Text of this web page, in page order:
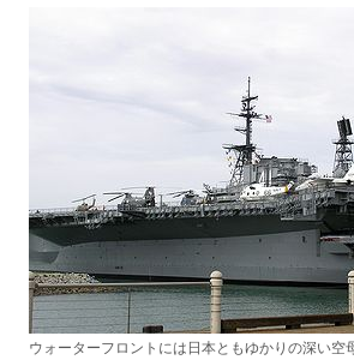
ウォーターフロントには日本ともゆかりの深い空